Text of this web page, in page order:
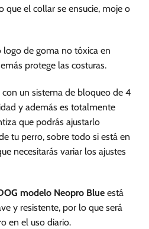
que el collar se ensucie, moje o
de goma no tóxica en
protege las costuras.
un sistema de bloqueo de 4
y además es totalmente
que podrás ajustarlo
tu perro, sobre todo si está en
necesitarás variar los ajustes
modelo Neopro Blue está
y resistente, por lo que será
en el uso diario.